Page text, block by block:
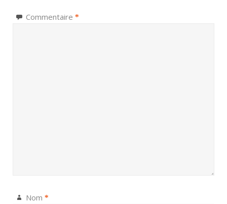
Commentaire *
Nom *